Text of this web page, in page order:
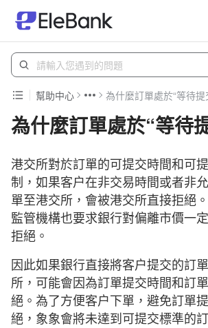
幫助中心 為什麼訂單處於“等待提
為什麼訂單處於“等待
港交所對於訂單的可提交時間和可
制，如果客户在非交易時間或者非
單至港交所，會被港交所直接拒絕
監管機構也要求銀行對偏離市價一
拒絕。
因此如果銀行直接將客户提交的訂
所，可能會因為訂單提交時間和訂
絕。為了方便客户下單，避免訂單
絕，象象會將未達到可提交標準的